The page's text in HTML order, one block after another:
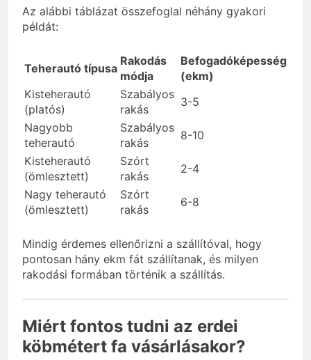
Az alábbi táblázat összefoglal néhány gyakori
példát:
Teherautó típusa
Rakodás
módja
Befogadóképesség
(ekm)
Kisteherautó
(platós)
Szabályos
rakás
3-5
Nagyobb
teherautó
Szabályos
rakás
8-10
Kisteherautó
(ömlesztett)
Szórt
rakás
2-4
Nagy teherautó
(ömlesztett)
Szórt
rakás
6-8
Mindig érdemes ellenőrizni a szállítóval, hogy
pontosan hány ekm fát szállítanak, és milyen
rakodási formában történik a szállítás.
Miért fontos tudni az erdei
köbmétert fa vásárlásakor?